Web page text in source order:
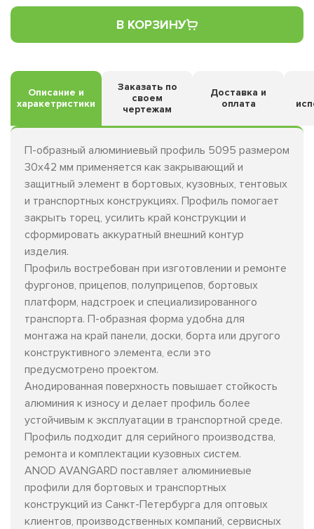
В КОРЗИНУ
Описание и
харакетристики
Заказать по
своем
чертежам
Доставка и
оплата
П-образный алюминиевый профиль 5095 размером
30х42 мм применяется как закрывающий и
защитный элемент в бортовых, кузовных, тентовых
и транспортных конструкциях. Профиль помогает
закрыть торец, усилить край конструкции и
сформировать аккуратный внешний контур
изделия.
Профиль востребован при изготовлении и ремонте
фургонов, прицепов, полуприцепов, бортовых
платформ, надстроек и специализированного
транспорта. П-образная форма удобна для
монтажа на край панели, доски, борта или другого
конструктивного элемента, если это
предусмотрено проектом.
Анодированная поверхность повышает стойкость
алюминия к износу и делает профиль более
устойчивым к эксплуатации в транспортной среде.
Профиль подходит для серийного производства,
ремонта и комплектации кузовных систем.
ANOD AVANGARD поставляет алюминиевые
профили для бортовых и транспортных
конструкций из Санкт-Петербурга для оптовых
клиентов, производственных компаний, сервисных